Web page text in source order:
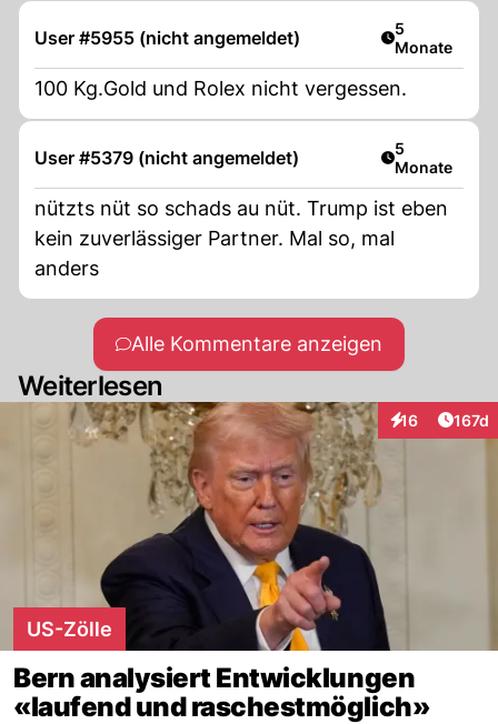
User #5955 (nicht angemeldet) Artikel
5
Monate
100 Kg.Gold und Rolex nicht vergessen.
User #5379 (nicht angemeldet) Artikel
5
Monate
nützts nüt so schads au nüt. Trump ist eben
kein zuverlässiger Partner. Mal so, mal
anders
Alle Kommentare anzeigen
Weiterlesen
16
Interaktionen
167d
US-Zölle
Bern analysiert Entwicklungen
«laufend und raschestmöglich»